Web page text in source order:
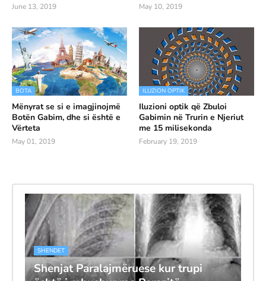
June 13, 2019 May 10, 2019
BOTA
Mënyrat se si e imagjinojmë
Botën Gabim, dhe si është e
Vërteta
May 01, 2019
ILUZION OPTIK
Iluzioni optik që Zbuloi
Gabimin në Trurin e Njeriut
me 15 milisekonda
February 19, 2019
SHENDET
Shenjat Paralajmëruese kur trupi